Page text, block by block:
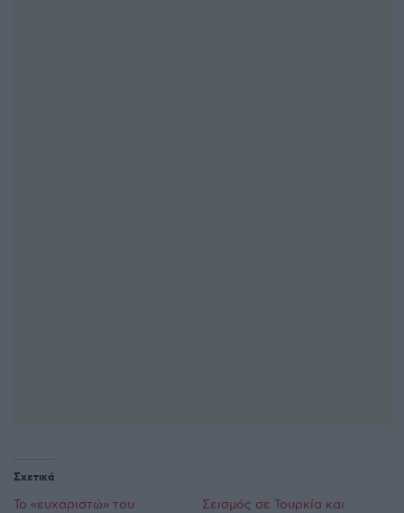
Σχετικά
Το «ευχαριστώ» του
Σεισμός σε Τουρκία και